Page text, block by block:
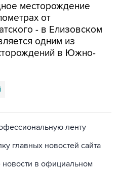
месторождение
от
- в Елизовском
одним из
в Южно-
ленту
главных новостей сайта
новости в официальном